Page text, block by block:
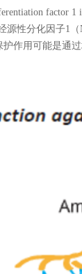
factor
性分化因子1
作用可能是通